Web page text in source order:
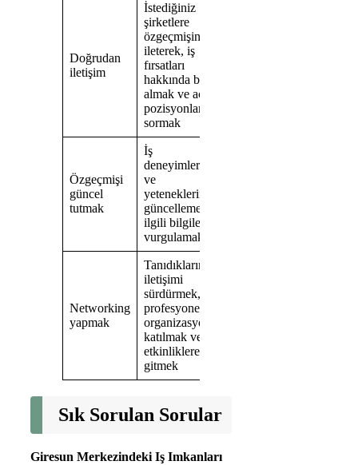
Doğrudan
iletişim
İstediğiniz
şirketlere
özgeçmişinizi
ileterek, iş
fırsatları
hakkında bilgi
almak ve açık
pozisyonlar
sormak
Özgeçmişi
güncel
tutmak
İş
deneyimlerinizi
ve
yeteneklerinizi
güncellemek,
ilgili bilgileri
vurgulamak
Networking
yapmak
Tanıdıklarınızla
iletişimi
sürdürmek,
profesyonel
organizasyonlara
katılmak ve
etkinliklere
gitmek
Sık Sorulan Sorular
Giresun Merkezindeki Iş Imkanları